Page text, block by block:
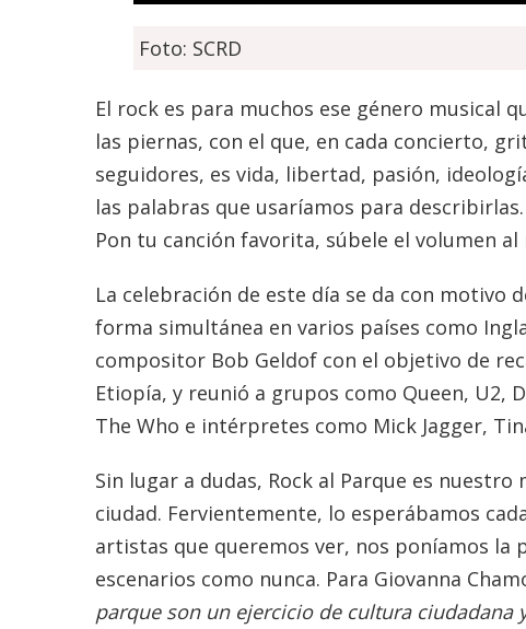
Foto: SCRD
El rock es para muchos ese género musical
las piernas, con el que, en cada concierto,
seguidores, es vida, libertad, pasión,
las palabras que usaríamos para
Pon tu canción favorita, súbele el volumen
La celebración de este día se da con motivo
forma simultánea en varios países como
compositor Bob Geldof con el objetivo de
Etiopía, y reunió a grupos como Queen, U2,
The Who e intérpretes como Mick Jagger,
Sin lugar a dudas, Rock al Parque es
ciudad. Fervientemente, lo esperábamos
artistas que queremos ver, nos poníamos la
escenarios como nunca. Para Giovanna
parque son un ejercicio de cultura